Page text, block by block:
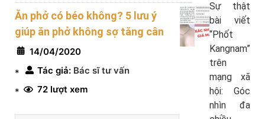
Ăn phở có béo không? 5 lưu ý
giúp ăn phở không sợ tăng cân
14/04/2020
*
Tác giả: Bác sĩ tư vấn
*
72 lượt xem
Sự thật
bài viết
“Phốt
Kangnam”
trên
mạng xã
hội: Góc
nhìn đa